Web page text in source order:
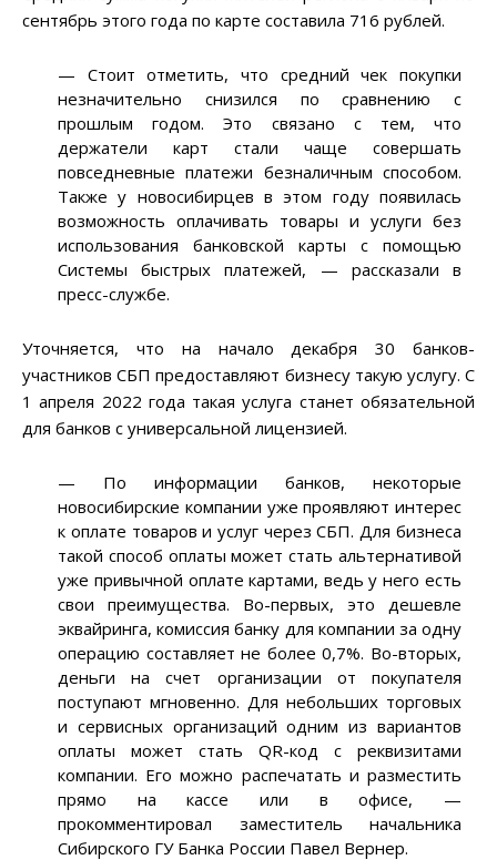
сентябрь этого года по карте составила 716 рублей.
— Стоит отметить, что средний чек покупки
незначительно снизился по сравнению с
прошлым годом. Это связано с тем, что
держатели карт стали чаще совершать
повседневные платежи безналичным способом.
Также у новосибирцев в этом году появилась
возможность оплачивать товары и услуги без
использования банковской карты с помощью
Системы быстрых платежей, — рассказали в
пресс-службе.
Уточняется, что на начало декабря 30 банков-
участников СБП предоставляют бизнесу такую услугу. С
1 апреля 2022 года такая услуга станет обязательной
для банков с универсальной лицензией.
— По информации банков, некоторые
новосибирские компании уже проявляют интерес
к оплате товаров и услуг через СБП. Для бизнеса
такой способ оплаты может стать альтернативой
уже привычной оплате картами, ведь у него есть
свои преимущества. Во-первых, это дешевле
эквайринга, комиссия банку для компании за одну
операцию составляет не более 0,7%. Во-вторых,
деньги на счет организации от покупателя
поступают мгновенно. Для небольших торговых
и сервисных организаций одним из вариантов
оплаты может стать QR-код с реквизитами
компании. Его можно распечатать и разместить
прямо на кассе или в офисе, —
прокомментировал заместитель начальника
Сибирского ГУ Банка России Павел Вернер.